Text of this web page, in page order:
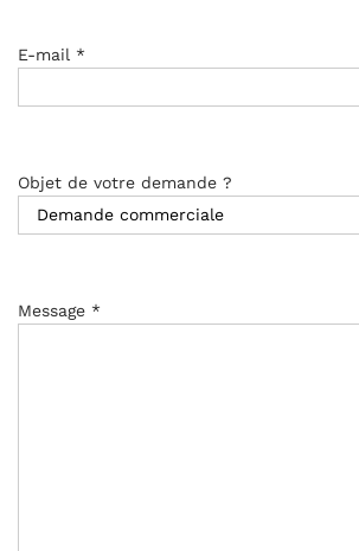
E-mail *
Objet de votre demande ?
Message *